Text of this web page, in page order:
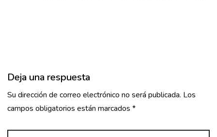
e
e
n
Deja una respuesta
Su dirección de correo electrónico no será publicada. Los
campos obligatorios están marcados *